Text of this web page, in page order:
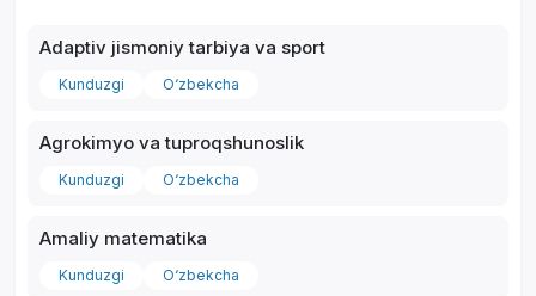
Adaptiv jismoniy tarbiya va sport
Kunduzgi O‘zbekcha
Agrokimyo va tuproqshunoslik
Kunduzgi O‘zbekcha
Amaliy matematika
Kunduzgi O‘zbekcha